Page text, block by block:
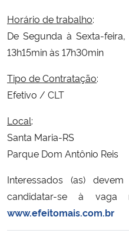
Horário de trabalho:
De Segunda à Sexta-
13h15min às 17h30min
Tipo de Contratação:
Efetivo / CLT
Local:
Santa Maria-RS
Parque Dom Antônio Reis
Interessados (as)
candidatar-se à vaga
www.efeitomais.com.br